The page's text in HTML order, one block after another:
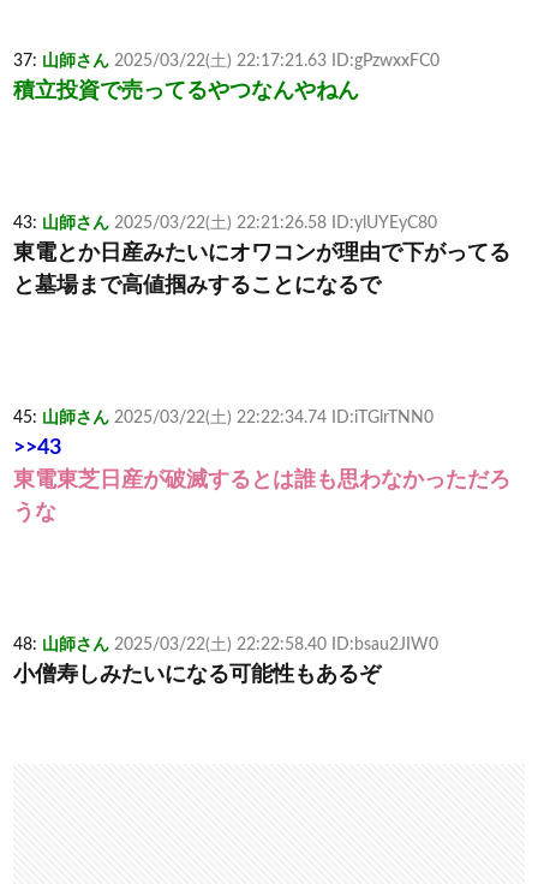
37: 山師さん 2025/03/22(土) 22:17:21.63 ID:gPzwxxFC0
積立投資で売ってるやつなんやねん
43: 山師さん 2025/03/22(土) 22:21:26.58 ID:ylUYEyC80
東電とか日産みたいにオワコンが理由で下がってる
と墓場まで高値掴みすることになるで
45: 山師さん 2025/03/22(土) 22:22:34.74 ID:iTGlrTNN0
>>43
東電東芝日産が破滅するとは誰も思わなかっただろ
うな
48: 山師さん 2025/03/22(土) 22:22:58.40 ID:bsau2JIW0
小僧寿しみたいになる可能性もあるぞ